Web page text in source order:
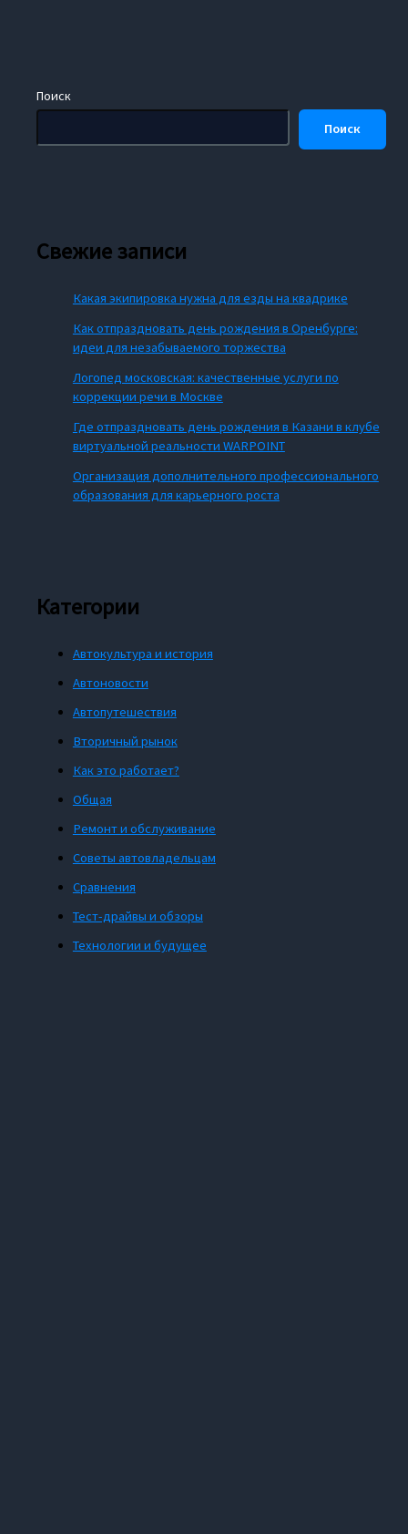
Поиск
Поиск
Свежие записи
Какая экипировка нужна для езды на квадрике
Как отпраздновать день рождения в Оренбурге:
идеи для незабываемого торжества
Логопед московская: качественные услуги по
коррекции речи в Москве
Где отпраздновать день рождения в Казани в клубе
виртуальной реальности WARPOINT
Организация дополнительного профессионального
образования для карьерного роста
Категории
Автокультура и история
Автоновости
Автопутешествия
Вторичный рынок
Как это работает?
Общая
Ремонт и обслуживание
Советы автовладельцам
Сравнения
Тест-драйвы и обзоры
Технологии и будущее